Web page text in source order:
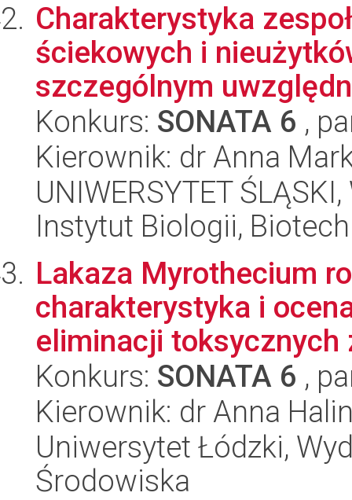
Charakterystyka
ściekowych i
szczególnym
Konkurs: SONATA 6 ,
Kierownik: dr Anna
UNIWERSYTET
Instytut Biologii,
Lakaza Myrothecium
charakterystyka i
eliminacji toksycznych
Konkurs: SONATA 6 ,
Kierownik: dr Anna
Uniwersytet Łódzki,
Środowiska